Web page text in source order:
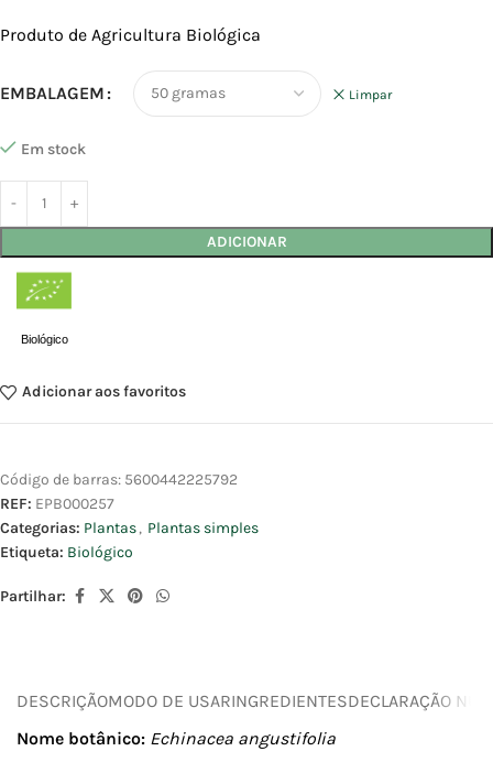
Produto de Agricultura Biológica
EMBALAGEM Limpar
Em stock
ADICIONAR
Biológico
Adicionar aos favoritos
Código de barras: 5600442225792
REF: EPB000257
Categorias: Plantas, Plantas simples
Etiqueta: Biológico
Partilhar:
DESCRIÇÃOMODO DE USARINGREDIENTESDECLARAÇÃO
Nome botânico: Echinacea angustifolia